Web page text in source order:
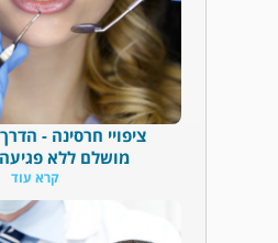
ציפויי חרסינה -
מושלם ללא פגיעה
קרא עוד